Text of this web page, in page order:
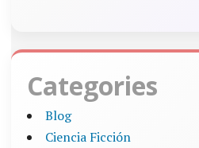
Categories
Blog
Ciencia Ficción